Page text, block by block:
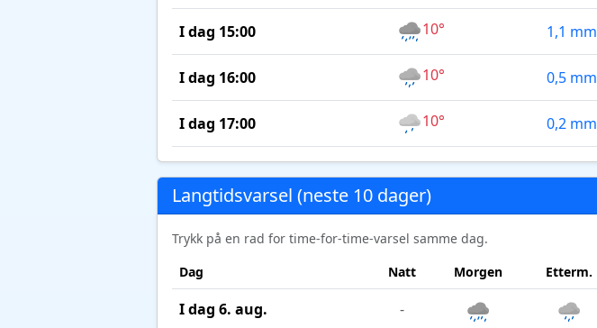
I dag 15:00 10° 1,1 mm
I dag 16:00 10° 0,5 mm
I dag 17:00 10° 0,2 mm
Langtidsvarsel (neste 10 dager)
Trykk på en rad for time-for-time-varsel samme dag.
Dag
Natt Morgen Etterm.
I dag 6. aug. -